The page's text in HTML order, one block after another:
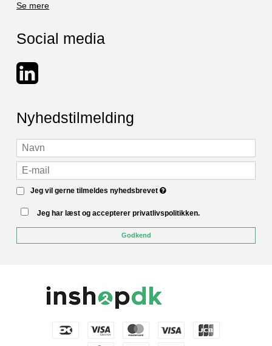
Se mere
Social media
Nyhedstilmelding
Jeg vil gerne tilmeldes nyhedsbrevet
Jeg har læst og accepterer privatlivspolitikken.
Godkend